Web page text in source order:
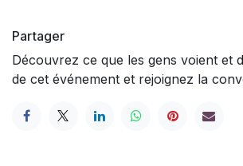
Partager
Découvrez ce que les gens voient et
de cet événement et rejoignez la